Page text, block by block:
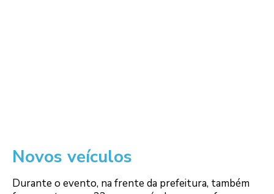
Novos veículos
Durante o evento, na frente da prefeitura, também